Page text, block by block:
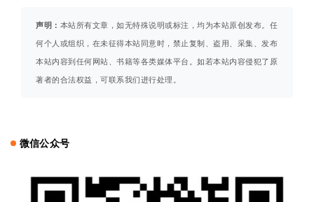
声明： 本站所有文章，如无特殊说明或标注，均为本站原创发布。任
何个人或组织，在未征得本站同意时，禁止复制、盗用、采集、发布
本站内容到任何网站、书籍等各类媒体平台。如若本站内容侵犯了原
著者的合法权益，可联系我们进行处理。
微信公众号